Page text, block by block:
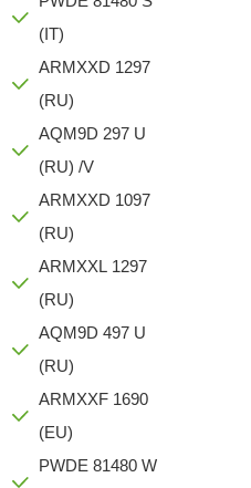
(IT)
ARMXXD 1297
(RU)
AQM9D 297 U
(RU) /V
ARMXXD 1097
(RU)
ARMXXL 1297
(RU)
AQM9D 497 U
(RU)
ARMXXF 1690
(EU)
PWDE 81480 W